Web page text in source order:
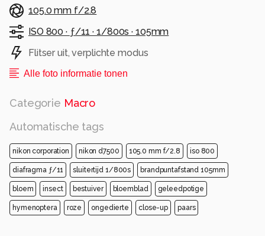
105.0 mm f/2.8
ISO 800 · ƒ/11 · 1/800s · 105mm
Flitser uit, verplichte modus
Alle foto informatie tonen
Categorie Macro
Automatische tags
nikon corporation nikon d7500 105.0 mm f/2.8 iso 800
diafragma ƒ/11 sluitertijd 1/800s brandpuntafstand 105mm
bloem insect bestuiver bloemblad geleedpotige
hymenoptera roze ongedierte close-up paars